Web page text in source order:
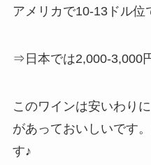
アメリカで10-13ドル位
⇒日本では2,000-3,000
このワインは安いわり
があっておいしいです
す♪